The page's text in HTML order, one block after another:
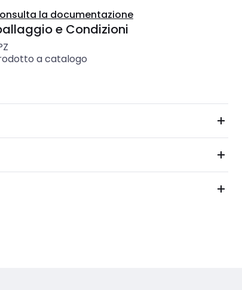
la documentazione
e Condizioni
a catalogo